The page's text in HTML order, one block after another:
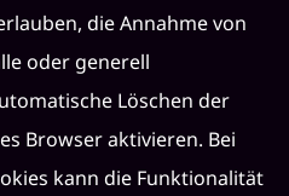
die Annahme von
oder generell
Löschen der
Browser aktivieren. Bei
kann die Funktionalität